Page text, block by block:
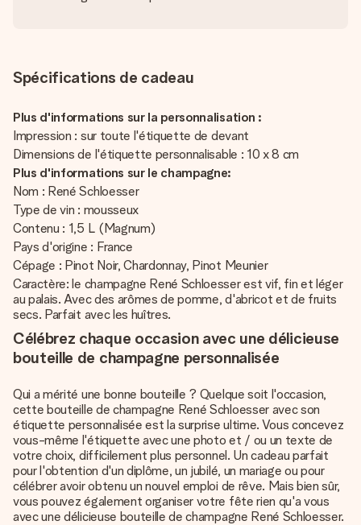
Spécifications de cadeau
Plus d'informations sur la personnalisation :
Impression : sur toute l'étiquette de devant
Dimensions de l'étiquette personnalisable : 10 x 8 cm
Plus d'informations sur le champagne:
Nom : René Schloesser
Type de vin : mousseux
Contenu : 1,5 L (Magnum)
Pays d'origine : France
Cépage : Pinot Noir, Chardonnay, Pinot Meunier
Caractère: le champagne René Schloesser est vif, fin et léger
au palais. Avec des arômes de pomme, d'abricot et de fruits
secs. Parfait avec les huîtres.
Célébrez chaque occasion avec une délicieuse
bouteille de champagne personnalisée
Qui a mérité une bonne bouteille ? Quelque soit l'occasion,
cette bouteille de champagne René Schloesser avec son
étiquette personnalisée est la surprise ultime. Vous concevez
vous-même l'étiquette avec une photo et / ou un texte de
votre choix, difficilement plus personnel. Un cadeau parfait
pour l'obtention d'un diplôme, un jubilé, un mariage ou pour
célébrer avoir obtenu un nouvel emploi de rêve. Mais bien sûr,
vous pouvez également organiser votre fête rien qu'a vous
avec une délicieuse bouteille de champagne René Schloesser.